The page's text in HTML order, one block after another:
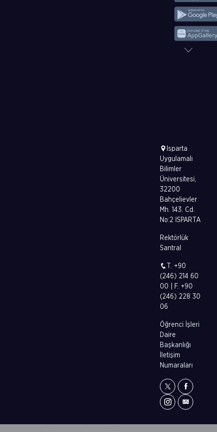
Isparta
Uygulamalı
Bilimler
Üniversitesi,
32200
Bahçelievler
Mh. 143. Cd.
No:2 ISPARTA
Rektörlük
Santral
T. +90
(246) 214 60
00 | F. +90
(246) 228 30
06
Öğrenci İşleri
Daire
Başkanlığı
İletişim
Numaraları